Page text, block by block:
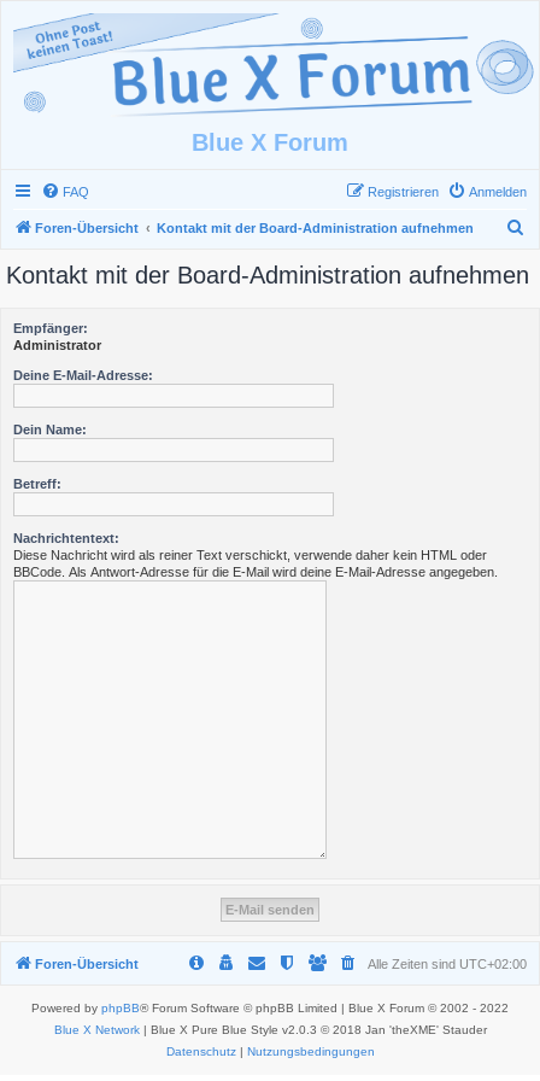
Blue X Forum
FAQ Anmelden
Registrieren
Foren-Übersicht Kontakt mit der Board-Administration aufnehmen
c
Kontakt mit der Board-Administration aufnehmen
Empfänger:
Administrator
Deine E-Mail-Adresse:
Dein Name:
Betreff:
Nachrichtentext:
Diese Nachricht wird als reiner Text verschickt, verwende daher kein HTML oder
BBCode. Als Antwort-Adresse für die E-Mail wird deine E-Mail-Adresse angegeben.
Foren-Übersicht Alle Zeiten sind UTC+02:00
Powered by phpBB® Forum Software © phpBB Limited | Blue X Forum © 2002 - 2022
Blue X Network| Blue X Pure Blue Style v2.0.3 © 2018 Jan 'theXME' Stauder
Datenschutz| Nutzungsbedingungen